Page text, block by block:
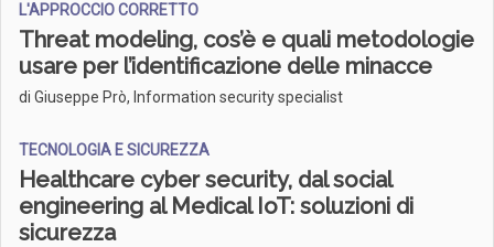
L'APPROCCIO CORRETTO
Threat modeling, cos’è e quali metodologie
usare per l’identificazione delle minacce
di Giuseppe Prò, Information security specialist
TECNOLOGIA E SICUREZZA
Healthcare cyber security, dal social
engineering al Medical IoT: soluzioni di
sicurezza